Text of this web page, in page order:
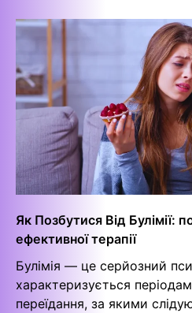
Як Позбутися Від Булімії:
ефективної терапії
Булімія — це серйозний
характеризується
переїдання, за якими